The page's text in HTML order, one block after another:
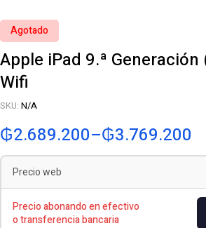
Agotado
Apple iPad 9.ª Generación
Wifi
SKU: N/A
₲2.689.200–₲3.769.200
Precio web
Precio abonando en efectivo
o transferencia bancaria